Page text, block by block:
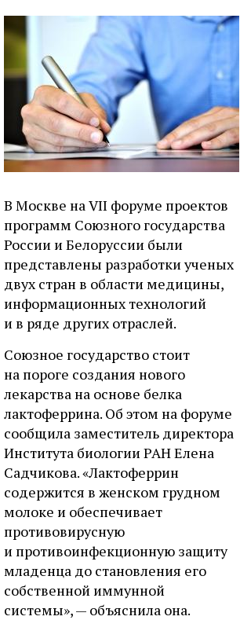
В Москве на VII форуме проектов
программ Союзного государства
России и Белоруссии были
представлены разработки ученых
двух стран в области медицины,
информационных технологий
и в ряде других отраслей.
Союзное государство стоит
на пороге создания нового
лекарства на основе белка
лактоферрина. Об этом на форуме
сообщила заместитель директора
Института биологии РАН Елена
Садчикова. «Лактоферрин
содержится в женском грудном
молоке и обеспечивает
противовирусную
и противоинфекционную защиту
младенца до становления его
собственной иммунной
системы», — объяснила она.